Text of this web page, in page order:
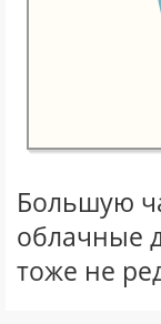
Большую
облачные
тоже не